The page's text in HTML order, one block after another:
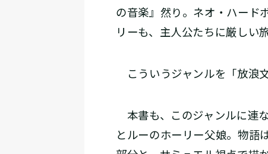
の音楽』然り。ネオ・ハード
リーも、主人公たちに厳しい
こういうジャンルを「放浪
本書も、このジャンルに連
とルーのホーリー父娘。物語